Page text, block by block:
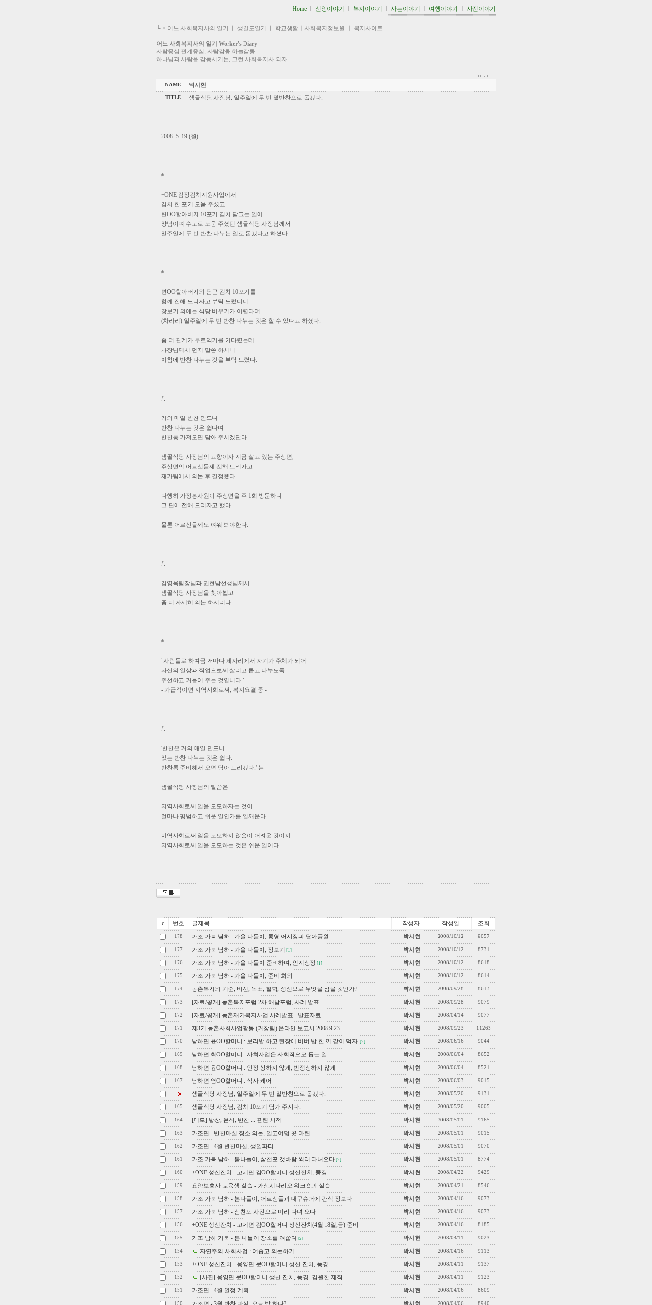
Home 신앙이야기 복지이야기 사는이야기 여행이야기
사진이야기
'''''''''''''''''''''''''''''''''''''''''''''''''''''''''''''''''''''''''''''''''''''''''''''''''''''''''''''''
└-> 어느 사회복지사의 일기 생일도일기 학교생활ㅣ사회복지정보원 복지사이트
어느 사회복지사의 일기 Worker's Diary
사람중심 관계중심, 사람감동 하늘감동.
하나님과 사람을 감동시키는, 그런 사회복지사 되자.
NAME 박시현
TITLE 샘골식당 사장님, 일주일에 두 번 밑반찬으로 돕겠다.
2008. 5. 19 (월)
#.
+ONE 김장김치지원사업에서
김치 한 포기 도움 주셨고
변OO할아버지 10포기 김치 담그는 일에
양념이며 수고로 도움 주셨던 샘골식당 사장님께서
일주일에 두 번 반찬 나누는 일로 돕겠다고 하셨다.
#.
변OO할아버지의 담근 김치 10포기를
함께 전해 드리자고 부탁 드렸더니
장보기 외에는 식당 비우기가 어렵다며
(차라리) 일주일에 두 번 반찬 나누는 것은 할 수 있다고 하셨다.
좀 더 관계가 무르익기를 기다렸는데
사장님께서 먼저 말씀 하시니
이참에 반찬 나누는 것을 부탁 드렸다.
#.
거의 매일 반찬 만드니
반찬 나누는 것은 쉽다며
반찬통 가져오면 담아 주시겠단다.
샘골식당 사장님의 고향이자 지금 살고 있는 주상면,
주상면의 어르신들께 전해 드리자고
재가팀에서 의논 후 결정했다.
다행히 가정봉사원이 주상면을 주 1회 방문하니
그 편에 전해 드리자고 했다.
물론 어르신들께도 여쭤 봐야한다.
#.
김영옥팀장님과 권현남선생님께서
샘골식당 사장님을 찾아뵙고
좀 더 자세히 의논 하시리라.
#.
"사람들로 하여금 저마다 제자리에서 자기가 주체가 되어
자신의 일상과 직업으로써 살리고 돕고 나누도록
주선하고 거들어 주는 것입니다."
- 가급적이면 지역사회로써, 복지요결 중 -
#.
'반찬은 거의 매일 만드니
있는 반찬 나누는 것은 쉽다.
반찬통 준비해서 오면 담아 드리겠다.' 는
샘골식당 사장님의 말씀은
지역사회로써 일을 도모하자는 것이
얼마나 평범하고 쉬운 일인가를 일깨운다.
지역사회로써 일을 도모하지 않음이 어려운 것이지
지역사회로써 일을 도모하는 것은 쉬운 일이다.
c 번호 글제목 작성자 작성일 조회
178 가조 가북 남하 - 가을 나들이, 통영 어시장과 달아공원 박시현 2008/10/12 9057
177 가조 가북 남하 - 가을 나들이, 장보기 [1] 박시현 2008/10/12 8731
176 가조 가북 남하 - 가을 나들이 준비하며, 인지상정 [1] 박시현 2008/10/12 8618
175 가조 가북 남하 - 가을 나들이, 준비 회의 박시현 2008/10/12 8614
174 농촌복지의 기준, 비전, 목표, 철학, 정신으로 무엇을 삼을 것인가? 박시현 2008/09/28 8613
173 [자료/공개] 농촌복지포럼 2차 해남포럼, 사례 발표 박시현 2008/09/28 9079
172 [자료/공개] 농촌재가복지사업 사례발표 - 발표자료 박시현 2008/04/14 9077
171 제3기 농촌사회사업활동 (거창팀) 온라인 보고서 2008.9.23 박시현 2008/09/23 11263
170 남하면 윤OO할머니 : 보리밥 하고 된장에 비벼 밥 한 끼 같이 먹자. [2] 박시현 2008/06/16 9044
169 남하면 최OO할머니 : 사회사업은 사회적으로 돕는 일 박시현 2008/06/04 8652
168 남하면 윤OO할머니 : 인정 상하지 않게, 빈정상하지 않게 박시현 2008/06/04 8521
167 남하면 염OO할머니 : 식사 케어 박시현 2008/06/03 9015
샘골식당 사장님, 일주일에 두 번 밑반찬으로 돕겠다. 박시현 2008/05/20 9131
165 샘골식당 사장님, 김치 10포기 담가 주시다. 박시현 2008/05/20 9005
164 [메모] 밥상, 음식, 반찬 ... 관련 서적 박시현 2008/05/01 9165
163 가조면 - 반찬마실 장소 의논, 일고여덟 곳 마련 박시현 2008/05/01 9015
162 가조면 - 4월 반찬마실, 생일파티 박시현 2008/05/01 9070
161 가조 가북 남하 - 봄나들이, 삼천포 갯바람 쐬러 다녀오다 [2] 박시현 2008/05/01 8774
160 +ONE 생신잔치 - 고제면 김OO할머니 생신잔치, 풍경 박시현 2008/04/22 9429
159 요양보호사 교육생 실습 - 가상시나리오 워크숍과 실습 박시현 2008/04/21 8546
158 가조 가북 남하 - 봄나들이, 어르신들과 대구슈퍼에 간식 장보다 박시현 2008/04/16 9073
157 가조 가북 남하 - 삼천포 사진으로 미리 다녀 오다 박시현 2008/04/16 9073
156 +ONE 생신잔치 - 고제면 김OO할머니 생신잔치(4월 18일,금) 준비 박시현 2008/04/16 8185
155 가조 남하 가북 - 봄 나들이 장소를 여쭙다 [2] 박시현 2008/04/11 9023
154 자연주의 사회사업 : 여쭙고 의논하기 박시현 2008/04/16 9113
153 +ONE 생신잔치 - 웅양면 문OO할머니 생신 잔치, 풍경 박시현 2008/04/11 9137
152 [사진] 웅양면 문OO할머니 생신 잔치, 풍경- 김원한 제작 박시현 2008/04/11 9123
151 가조면 - 4월 일정 계획 박시현 2008/04/06 8609
150 가조면 - 3월 반찬 마실, 오늘 밥 하나? 박시현 2008/04/06 8940